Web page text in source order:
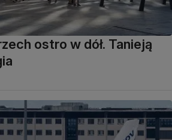
ostro w dół. Tanieją